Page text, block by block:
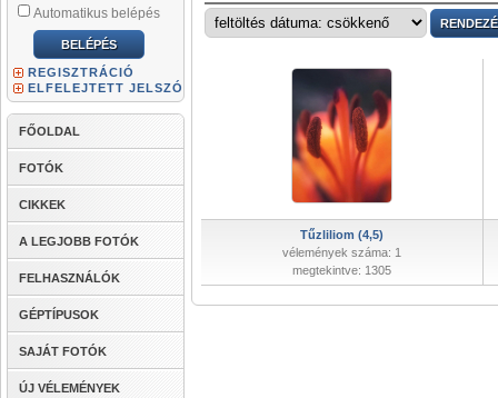
Automatikus belépés
REGISZTRÁCIÓ
ELFELEJTETT JELSZÓ
FŐOLDAL
FOTÓK
CIKKEK
A LEGJOBB FOTÓK
FELHASZNÁLÓK
GÉPTÍPUSOK
SAJÁT FOTÓK
ÚJ VÉLEMÉNYEK
Tűzliliom (4,5)
vélemények száma: 1
megtekintve: 1305